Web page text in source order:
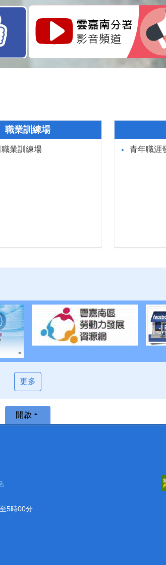
職業訓練場
業訓練場 青年職涯
更多
開啟
5時00分